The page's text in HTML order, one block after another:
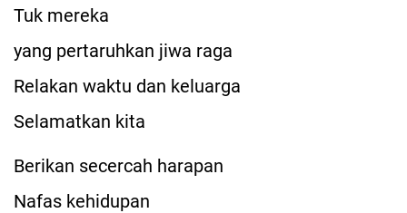
Tuk mereka
yang pertaruhkan jiwa raga
Relakan waktu dan keluarga
Selamatkan kita
Berikan secercah harapan
Nafas kehidupan